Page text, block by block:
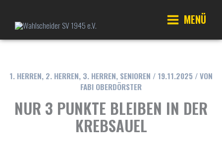
springen
Main
MENÜ
1. HERREN, 2. HERREN, 3. HERREN, SENIOREN / 19.11.2025 / VON
FABI OBERDÖRSTER
NUR 3 PUNKTE BLEIBEN IN DER
KREBSAUEL